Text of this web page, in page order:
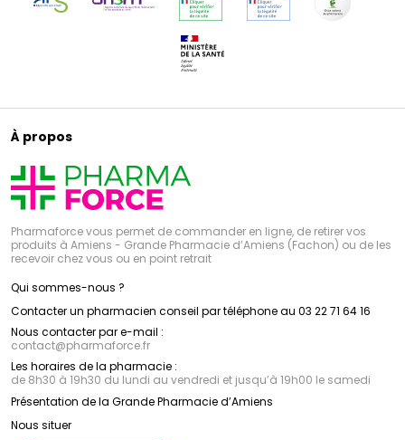
À propos
Pharmaforce vous permet de commander en ligne, de retirer vos
produits à Amiens - Grande Pharmacie d’Amiens (Fachon) ou de les
recevoir chez vous ou en point retrait
Qui sommes-nous ?
Contacter un pharmacien conseil par téléphone au 03 22 71 64 16
Nous contacter par e-mail :
contact@pharmaforce.fr
Les horaires de la pharmacie :
de 8h30 à 19h30 du lundi au vendredi et jusqu’à 19h00 le samedi
Présentation de la Grande Pharmacie d’Amiens
Nous situer